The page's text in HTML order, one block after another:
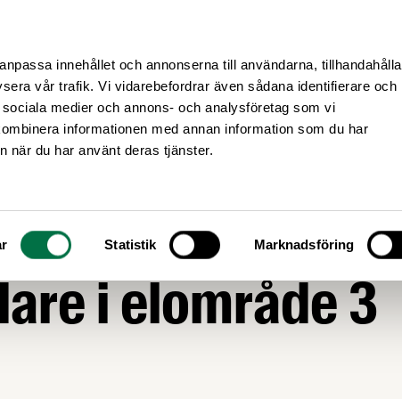
innehållet och annonserna till användarna, tillhandahålla
vår trafik. Vi vidarebefordrar även sådana identifierare och
medier och annons- och analysföretag som vi
informationen med annan information som du har
när du har använt deras tjänster.
Statistik Marknadsföring
till
i elområde 3